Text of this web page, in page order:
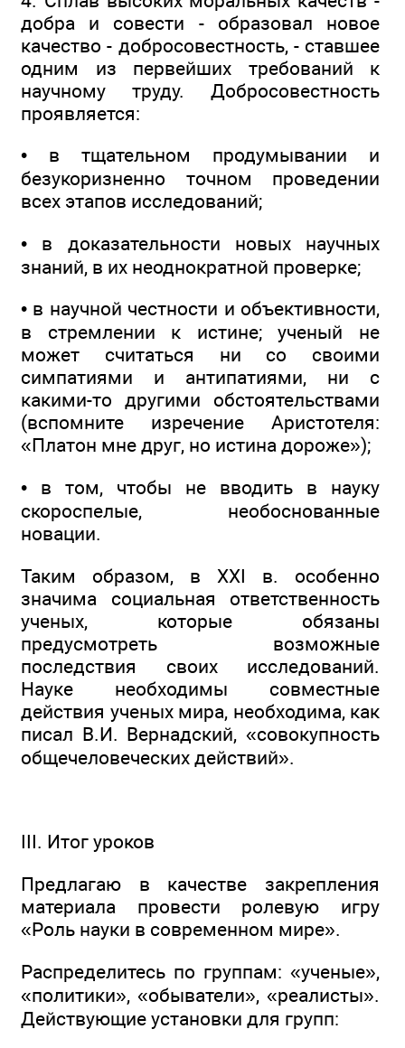
добра и совести - образовал новое
качество - добросовестность, - ставшее
одним из первейших требований к
научному труду. Добросовестность
проявляется:
• в тщательном продумывании и
безукоризненно точном проведении
всех этапов исследований;
• в доказательности новых научных
знаний, в их неоднократной проверке;
• в научной честности и объективности,
в стремлении к истине; ученый не
может считаться ни со своими
симпатиями и антипатиями, ни с
какими-то другими обстоятельствами
(вспомните изречение Аристотеля:
«Платон мне друг, но истина дороже»);
• в том, чтобы не вводить в науку
скороспелые, необоснованные
новации.
Таким образом, в XXI в. особенно
значима социальная ответственность
ученых, которые обязаны
предусмотреть возможные
последствия своих исследований.
Науке необходимы совместные
действия ученых мира, необходима, как
писал В.И. Вернадский, «совокупность
общечеловеческих действий».
III. Итог уроков
Предлагаю в качестве закрепления
материала провести ролевую игру
«Роль науки в современном мире».
Распределитесь по группам: «ученые»,
«политики», «обыватели», «реалисты».
Действующие установки для групп: